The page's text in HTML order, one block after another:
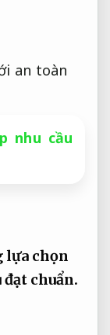
nhu cầu
lựa chọn
chuẩn.